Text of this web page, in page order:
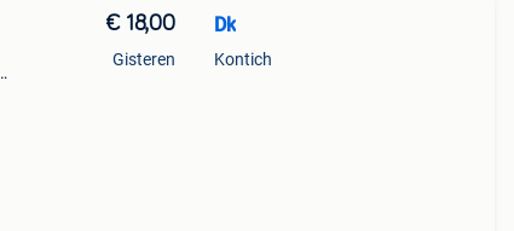
€ 18,00
Gisteren
Dk
Kontich